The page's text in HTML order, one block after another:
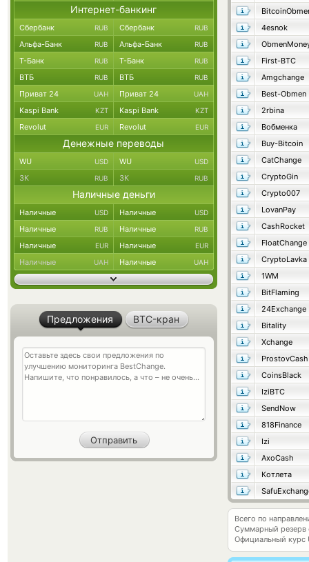
4esnok
First-BTC
Amgchange
Best-Obmen
2rbina
Вобменка
Buy-Bitcoin
CatChange
CryptoGin
Crypto007
LovanPay
CashRocket
FloatChange
CryptoLavka
1WM
BitFlaming
24Exchange
Bitality
Xchange
ProstovCash
CoinsBlack
IziBTC
SendNow
818Finance
Izi
AxoCash
Котлета
Всего по
Суммарный резерв
Официальный курс
Интернет-банкинг
Сбербанк RUB Сбербанк RUB
Альфа-Банк RUB Альфа-Банк RUB
Т-Банк RUB Т-Банк RUB
ВТБ RUB ВТБ RUB
Приват 24 UAH Приват 24 UAH
Kaspi Bank KZT Kaspi Bank KZT
Revolut EUR Revolut EUR
Денежные переводы
WU USD WU USD
ЗК RUB ЗК RUB
Наличные деньги
Наличные USD Наличные USD
Наличные RUB Наличные RUB
Наличные EUR Наличные EUR
Наличные UAH Наличные UAH
Предложения BTC-кран